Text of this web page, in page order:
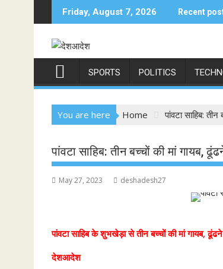
to
Friday, August 7, 2026 Recent
SPORTS POLITICS
You are here Home पांवटा साहिब:
पांवटा साहिब: तीन बच्चों की मां गायब,
May 27, 2023 deshadesh27
पांवटा साहिब के शुभखेड़ा से तीन बच्चों की मां गायब,
देशआदेश